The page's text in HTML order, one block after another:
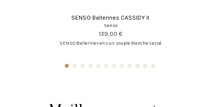
SENSO Ballerines CASSIDY II
Senso
139,00 €
SENSO Ballerines en cuir souple blanche cassé